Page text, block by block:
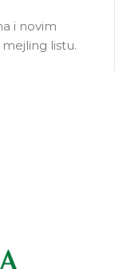
i novim
listu.